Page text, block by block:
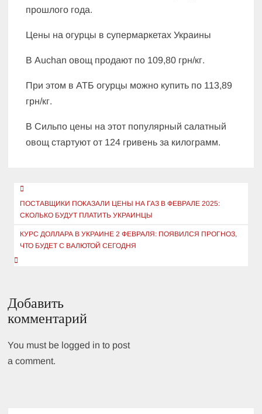
прошлого года.
Цены на огурцы в супермаркетах Украины
В Auchan овощ продают по 109,80 грн/кг.
При этом в АТБ огурцы можно купить по 113,89
грн/кг.
В Сильпо цены на этот популярный салатный
овощ стартуют от 124 гривень за килограмм.
Навигация
по
записям
ПОСТАВЩИКИ ПОКАЗАЛИ ЦЕНЫ НА ГАЗ В ФЕВРАЛЕ 2025:
СКОЛЬКО БУДУТ ПЛАТИТЬ УКРАИНЦЫ
КУРС ДОЛЛАРА В УКРАИНЕ 2 ФЕВРАЛЯ: ПОЯВИЛСЯ ПРОГНОЗ,
ЧТО БУДЕТ С ВАЛЮТОЙ СЕГОДНЯ
Добавить
комментарий
You must be logged in to post
a comment.